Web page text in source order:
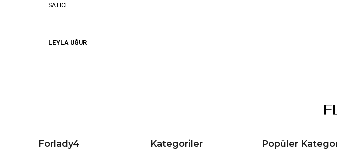
SATICI
LEYLA UĞUR
Forlady4 Kategoriler Popüler